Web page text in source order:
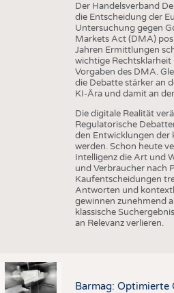
Der Handelsverband
die Entscheidung der
Untersuchung gegen
Markets Act (DMA)
Jahren Ermittlungen
wichtige
Vorgaben des DMA.
die Debatte stärker an
KI-Ära und damit an
Die digitale Realität
Regulatorische
den Entwicklungen der
werden. Schon heute
Intelligenz die Art und
und Verbraucher nach
Kaufentscheidungen
Antworten und
gewinnen zunehmend
klassische
an Relevanz verlieren.
Barmag: